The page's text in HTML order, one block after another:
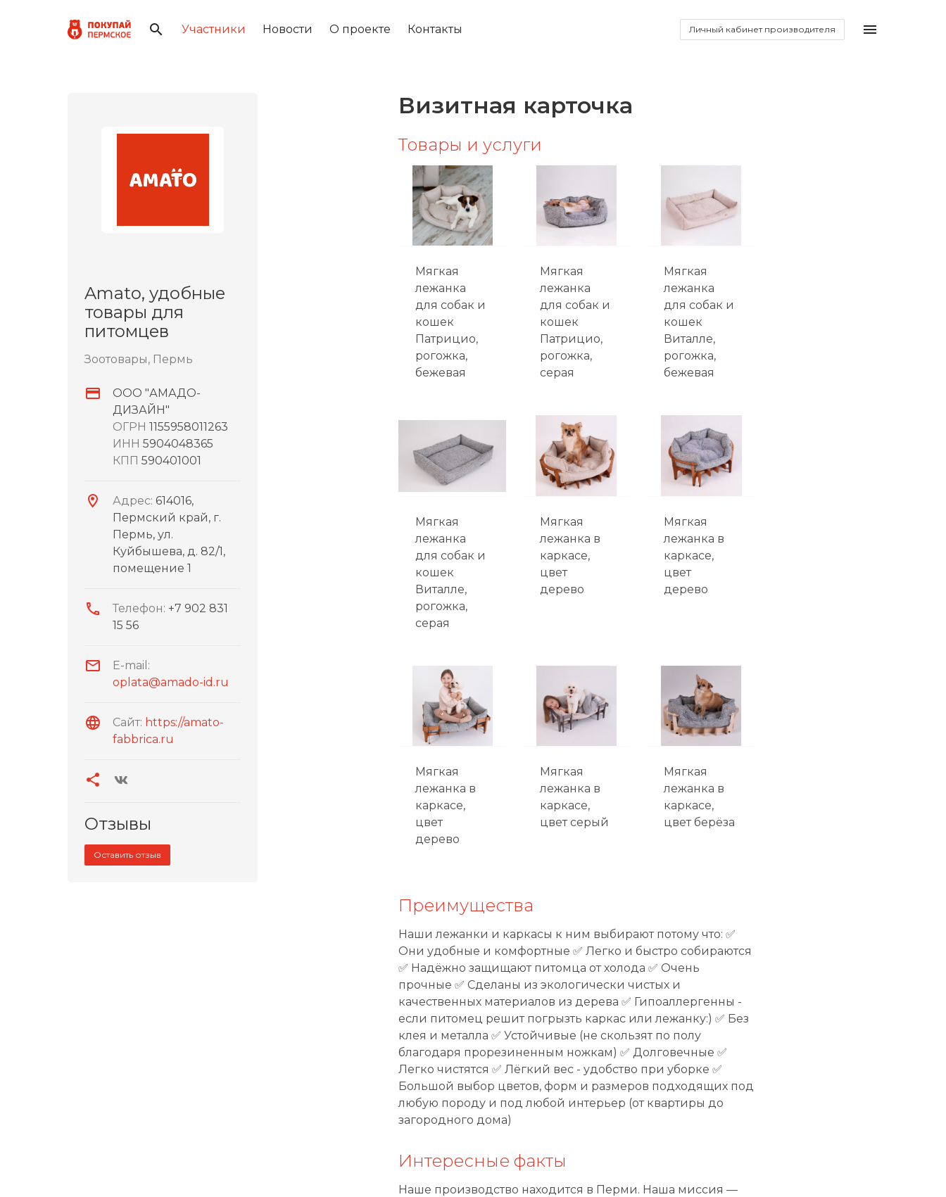
Участники Новости О проекте Контакты Личный кабинет производителя
Amato, удобные
товары для
питомцев
Зоотовары, Пермь
ООО "АМАДО-
ДИЗАЙН"
ОГРН 1155958011263
ИНН 5904048365
КПП 590401001
Адрес: 614016,
Пермский край, г.
Пермь, ул.
Куйбышева, д. 82/1,
помещение 1
Телефон: +7 902 831
15 56
E-mail:
oplata@amado-id.ru
Сайт: https://amato-
fabbrica.ru
Отзывы
Оставить отзыв
Визитная карточка
Товары и услуги
Мягкая
лежанка
для собак и
кошек
Патрицио,
рогожка,
бежевая
Мягкая
лежанка
для собак и
кошек
Патрицио,
рогожка,
серая
Мягкая
лежанка
для собак и
кошек
Виталле,
рогожка,
бежевая
Мягкая
лежанка
для собак и
кошек
Виталле,
рогожка,
серая
Мягкая
лежанка в
каркасе,
цвет
дерево
Мягкая
лежанка в
каркасе,
цвет
дерево
Мягкая
лежанка в
каркасе,
цвет
дерево
Мягкая
лежанка в
каркасе,
цвет серый
Мягкая
лежанка в
каркасе,
цвет берёза
Преимущества
Наши лежанки и каркасы к ним выбирают потому что: ✅
Они удобные и комфортные ✅ Легко и быстро собираются
✅ Надёжно защищают питомца от холода ✅ Очень
прочные ✅ Сделаны из экологически чистых и
качественных материалов из дерева ✅ Гипоаллергенны -
если питомец решит погрызть каркас или лежанку:) ✅ Без
клея и металла ✅ Устойчивые (не скользят по полу
благодаря прорезиненным ножкам) ✅ Долговечные ✅
Легко чистятся ✅ Лёгкий вес - удобство при уборке ✅
Большой выбор цветов, форм и размеров подходящих под
любую породу и под любой интерьер (от квартиры до
загородного дома)
Интересные факты
Наше производство находится в Перми. Наша миссия —